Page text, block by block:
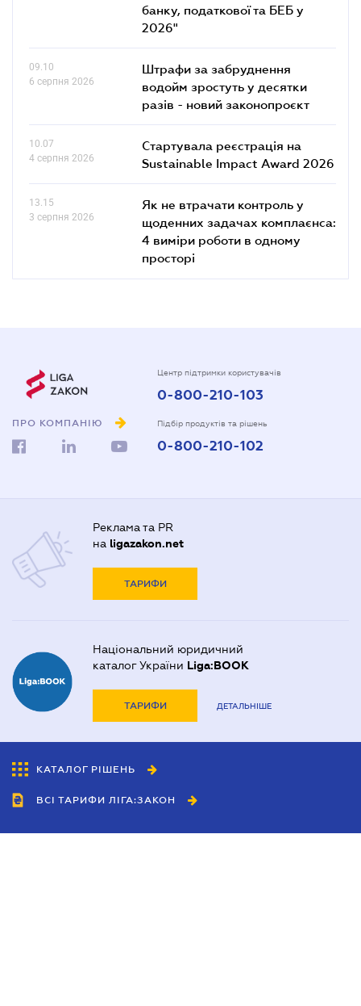
банку, податкової та БЕБ у
2026"
09.10
6 серпня 2026
Штрафи за забруднення
водойм зростуть у десятки
разів - новий законопроєкт
10.07
4 серпня 2026
Стартувала реєстрація на
Sustainable Impact Award 2026
13.15
3 серпня 2026
Як не втрачати контроль у
щоденних задачах комплаєнса:
4 виміри роботи в одному
просторі
ПРО КОМПАНІЮ
Центр підтримки користувачів
0-800-210-103
Підбір продуктів та рішень
0-800-210-102
Реклама та PR
на ligazakon.net
ТАРИФИ
Національний юридичний
каталог України Liga:BOOK
ТАРИФИ ДЕТАЛЬНІШЕ
КАТАЛОГ РІШЕНЬ
ВСІ ТАРИФИ ЛІГА:ЗАКОН